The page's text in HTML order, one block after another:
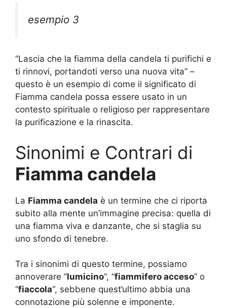
esempio 3
“Lascia che la fiamma della candela ti purifichi e
ti rinnovi, portandoti verso una nuova vita” –
questo è un esempio di come il significato di
Fiamma candela possa essere usato in un
contesto spirituale o religioso per rappresentare
la purificazione e la rinascita.
Sinonimi e Contrari di
Fiamma candela
La Fiamma candela è un termine che ci riporta
subito alla mente un’immagine precisa: quella di
una fiamma viva e danzante, che si staglia su
uno sfondo di tenebre.
Tra i sinonimi di questo termine, possiamo
annoverare “lumicino“, “fiammifero acceso” o
“fiaccola“, sebbene quest’ultimo abbia una
connotazione più solenne e imponente.